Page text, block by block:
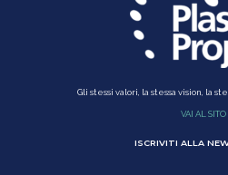
Gli stessi valori, la stessa vision, la
VAI AL SITO
ISCRIVITI ALLA